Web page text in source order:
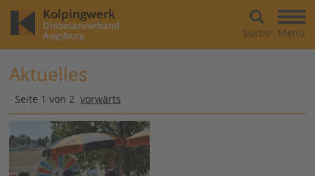
Kolpingwerk
Diözesanverband
Augsburg Menü
Suche
Aktuelles
Seite 1 von 2vorwärts